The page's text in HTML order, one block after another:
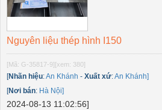
Nguyên liệu thép hình I150
[Mã: G-35817-9][xem: 380]
[Nhãn hiệu:An Khánh - Xuất xứ:An Khánh]
[Nơi bán: Hà Nội]
2024-08-13 11:02:56]